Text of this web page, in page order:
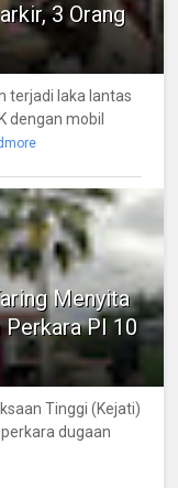
3 Orang
terjadi laka lantas
dengan mobil
Menyita
Perkara PI 10
Tinggi (Kejati)
dugaan